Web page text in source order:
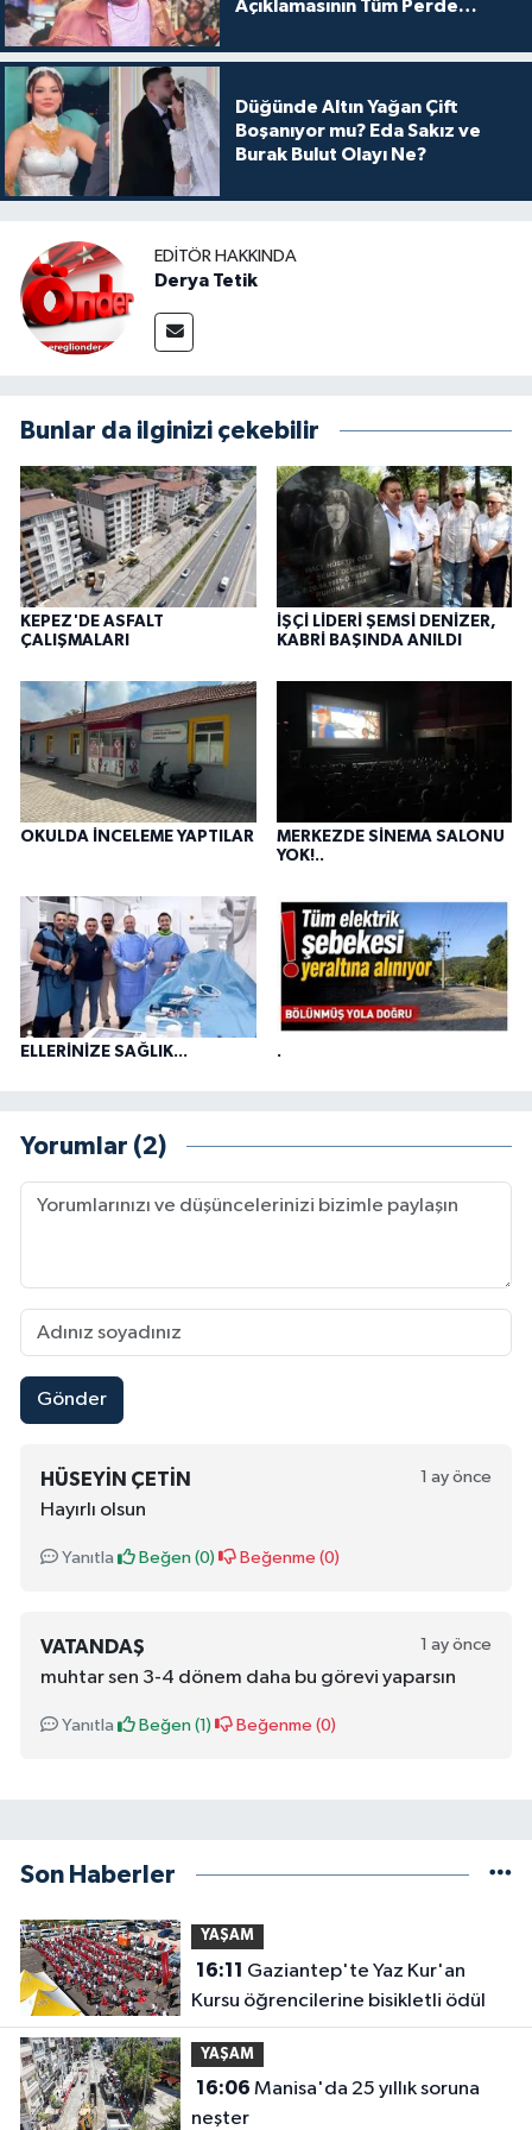
Açıklamasının Tüm Perde
Düğünde Altın Yağan Çift
Boşanıyor mu? Eda Sakız ve
Burak Bulut Olayı Ne?
EDITÖR HAKKINDA
Derya Tetik
Bunlar da ilginizi çekebilir
KEPEZ'DE ASFALT
ÇALIŞMALARI
İŞÇİ LİDERİ ŞEMSİ DENİZER,
KABRİ BAŞINDA ANILDI
OKULDA İNCELEME YAPTILAR
MERKEZDE SİNEMA SALONU
YOK!..
ELLERİNİZE SAĞLIK... .
Yorumlar (2)
Gönder
HÜSEYIN ÇETIN 1 ay önce
Hayırlı olsun
Yanıtla Beğen (0) Beğenme (0)
VATANDAŞ 1 ay önce
muhtar sen 3-4 dönem daha bu görevi yaparsın
Yanıtla Beğen (1) Beğenme (0)
Son Haberler
YAŞAM
16:11
Kursu öğrencilerine bisikletli ödül
YAŞAM
16:06
neşter